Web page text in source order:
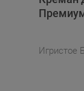
Игристое